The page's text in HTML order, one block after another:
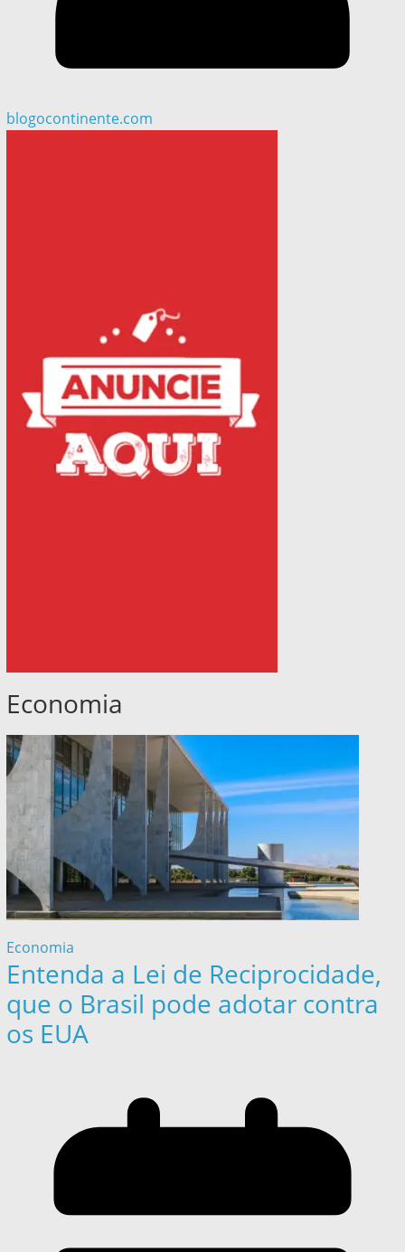
blogocontinente.com
Economia
Economia
Entenda a Lei de Reciprocidade,
que o Brasil pode adotar contra
os EUA